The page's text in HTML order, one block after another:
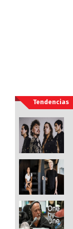
Tendencias